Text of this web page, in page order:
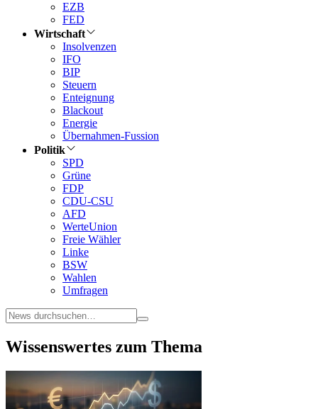
EZB
FED
Wirtschaft
Insolvenzen
IFO
BIP
Steuern
Enteignung
Blackout
Energie
Übernahmen-Fussion
Politik
SPD
Grüne
FDP
CDU-CSU
AFD
WerteUnion
Freie Wähler
Linke
BSW
Wahlen
Umfragen
Wissenswertes zum Thema